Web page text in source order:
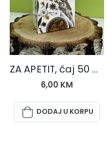
ČAJNE MJEŠAVINE
ZA APETIT, čaj 50 gr.
6,00 KM
DODAJ U KORPU